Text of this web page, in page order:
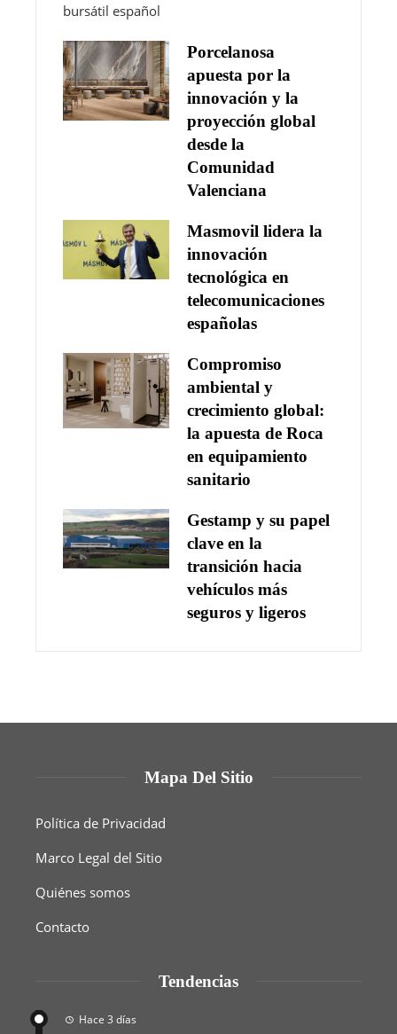
Porcelanosa
apuesta por la
innovación y la
proyección global
desde la
Comunidad
Valenciana
Masmovil lidera la
innovación
tecnológica en
telecomunicaciones
españolas
Compromiso
ambiental y
crecimiento global:
la apuesta de Roca
en equipamiento
sanitario
Gestamp y su papel
clave en la
transición hacia
vehículos más
seguros y ligeros
Mapa Del Sitio
Política de Privacidad
Marco Legal del Sitio
Quiénes somos
Contacto
Tendencias
Hace 3 días